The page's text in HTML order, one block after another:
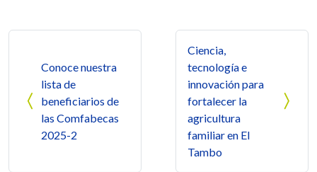
Conoce nuestra
lista de
beneficiarios de
las Comfabecas
2025-2
Ciencia,
tecnología e
innovación para
fortalecer la
agricultura
familiar en El
Tambo